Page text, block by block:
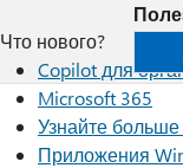
Что нового?
Copilot для
Microsoft 365
Узнайте
Приложения